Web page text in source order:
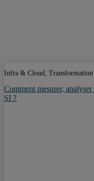
Infra & Cloud, Transformation
Comment mesurer,
SI ?